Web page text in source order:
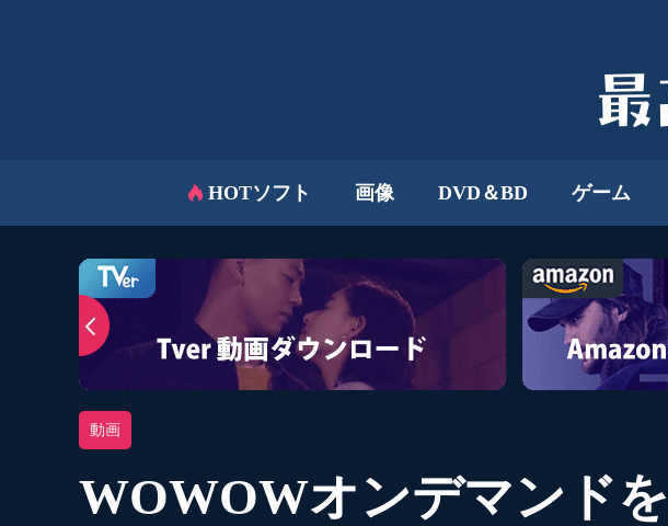
HOTソフト 画像 DVD＆BD ゲーム
動画
WOWOWオンデマンド